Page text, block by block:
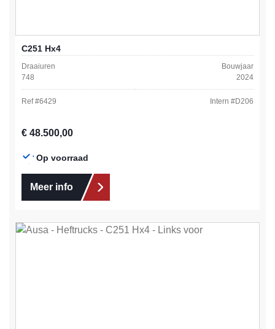
C251 Hx4
Draaiuren
748
Bouwjaar
2024
Ref #6429 Intern #D206
Normale prijs:
€ 48.500,00
Op voorraad
Meer info